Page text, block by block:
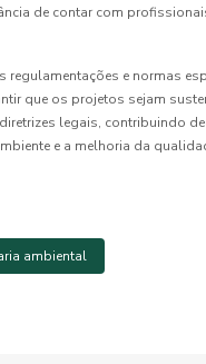
de contar com
regulamentações e normas
que os projetos sejam
legais, contribuindo
e a melhoria da
ambiental